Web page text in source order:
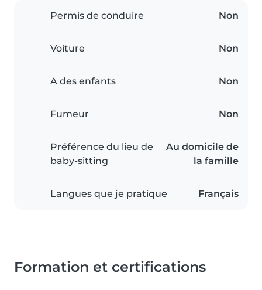
Permis de conduire Non
Voiture Non
A des enfants Non
Fumeur Non
Préférence du lieu de
baby-sitting
Au domicile de
la famille
Langues que je pratique Français
Formation et certifications